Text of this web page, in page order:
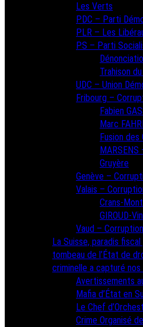
Les Verts
PDC – Parti
PLR – Les
PS – Parti
Trahison
UDC – Union
Fribourg –
Fabien
Marc
Fusion des
Gruyère
Genève –
Valais –
Crans-
GIROUD-
Vaud – Corruption
La Suisse, paradis
tombeau de l’État de
criminelle a capturé
Avertissements
Mafia d’État en
Le Chef
Crime Organisé